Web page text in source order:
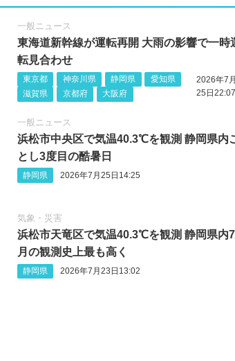
一般ニュース
東海道新幹線が運転再開 大雨の影響で一時
転見合わせ
東京都 神奈川県 静岡県
愛知県
滋賀県
京都府 大阪府
2026年7月
25日22:07
一般ニュース
浜松市中央区で気温40.3℃を観測 静岡県内
とし3度目の酷暑日
静岡県 2026年7月25日14:25
気象・災害
浜松市天竜区で気温40.3℃を観測 静岡県内7
月の観測史上最も高く
静岡県 2026年7月23日13:02